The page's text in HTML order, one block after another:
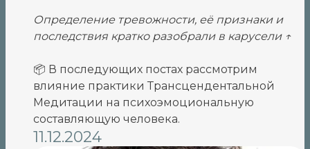
Определение тревожности, её признаки и
последствия кратко разобрали в карусели ↑
📦 В последующих постах рассмотрим
влияние практики Трансцендентальной
Медитации на психоэмоциональную
составляющую человека.
11.12.2024